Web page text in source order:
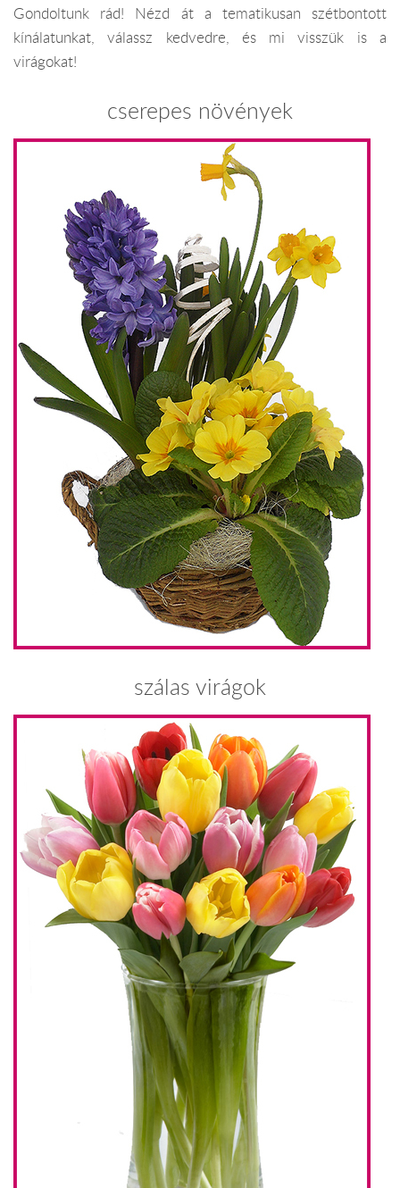
Gondoltunk rád! Nézd át a tematikusan szétbontott
kínálatunkat, válassz kedvedre, és mi visszük is a
virágokat!
cserepes növények
szálas virágok